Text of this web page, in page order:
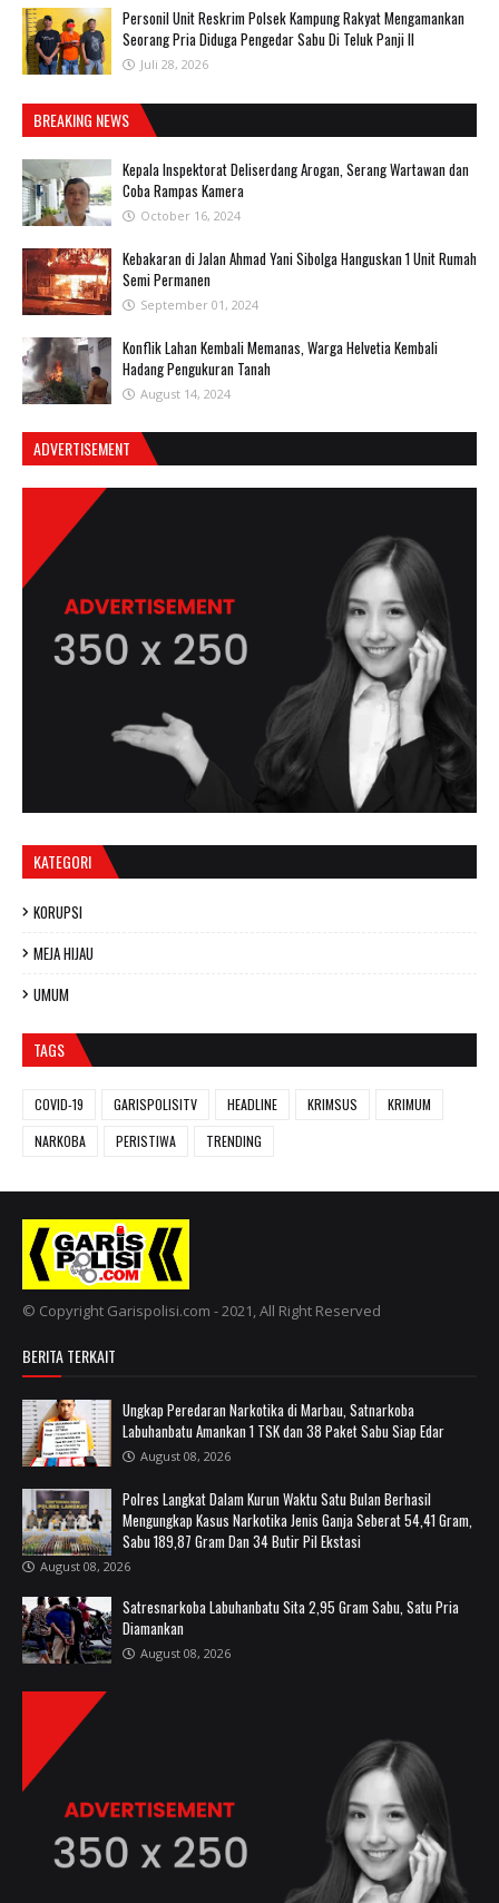
Personil Unit Reskrim Polsek Kampung Rakyat Mengamankan
Seorang Pria Diduga Pengedar Sabu Di Teluk Panji II
Juli 28, 2026
BREAKING NEWS
Kepala Inspektorat Deliserdang Arogan, Serang Wartawan dan
Coba Rampas Kamera
October 16, 2024
Kebakaran di Jalan Ahmad Yani Sibolga Hanguskan 1 Unit Rumah
Semi Permanen
September 01, 2024
Konflik Lahan Kembali Memanas, Warga Helvetia Kembali
Hadang Pengukuran Tanah
August 14, 2024
ADVERTISEMENT
KATEGORI
KORUPSI
MEJA HIJAU
UMUM
TAGS
COVID-19 GARISPOLISITV HEADLINE KRIMSUS
KRIMUM
NARKOBA
PERISTIWA TRENDING
© Copyright Garispolisi.com - 2021, All Right Reserved
BERITA TERKAIT
Ungkap Peredaran Narkotika di Marbau, Satnarkoba
Labuhanbatu Amankan 1 TSK dan 38 Paket Sabu Siap Edar
August 08, 2026
Polres Langkat Dalam Kurun Waktu Satu Bulan Berhasil
Mengungkap Kasus Narkotika Jenis Ganja Seberat 54,41 Gram,
Sabu 189,87 Gram Dan 34 Butir Pil Ekstasi
August 08, 2026
Satresnarkoba Labuhanbatu Sita 2,95 Gram Sabu, Satu Pria
Diamankan
August 08, 2026